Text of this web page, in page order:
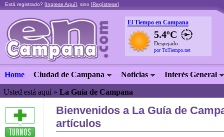
Está registrado? [Ingrese Aquí], sino [Regístrese]
El Tiempo en Campana
5.4ºC
Despejado
por TuTiempo.net
Home Ciudad de Campana Noticias Interés General
Usted está aquí » La Guía de Campana
Bienvenidos a La Guía de
artículos